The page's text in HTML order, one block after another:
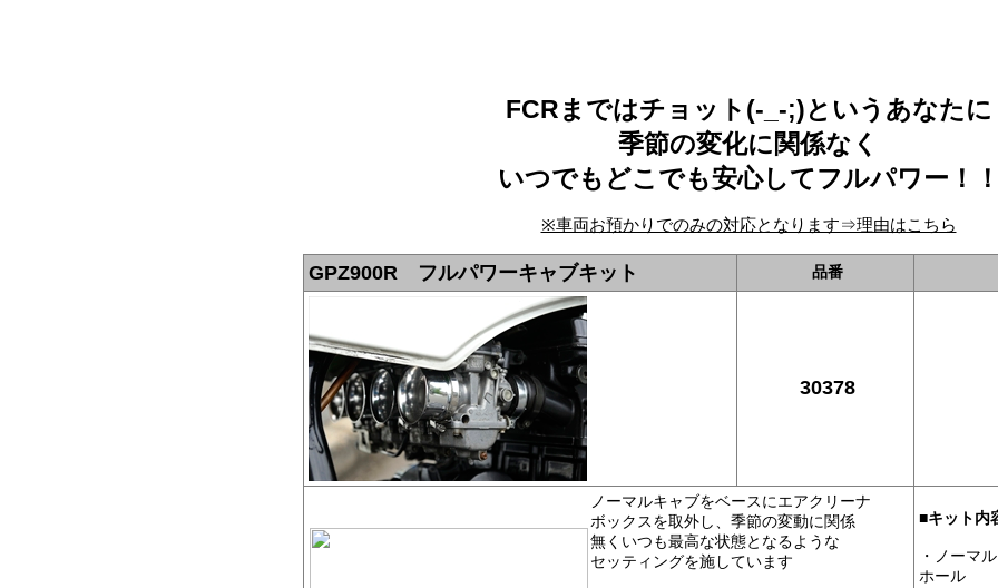
FCRまではチョット(-_-;)というあなたに
季節の変化に関係なく
いつでもどこでも安心してフルパワー！
※車両お預かりでのみの対応となります⇒理由はこちら
GPZ900R フルパワーキャブキット 品番
30378
ノーマルキャブをベースにエアクリーナ
ボックスを取外し、季節の変動に関係
無くいつも最高な状態となるような
セッティングを施しています
■キット内
・ノーマ
ホール